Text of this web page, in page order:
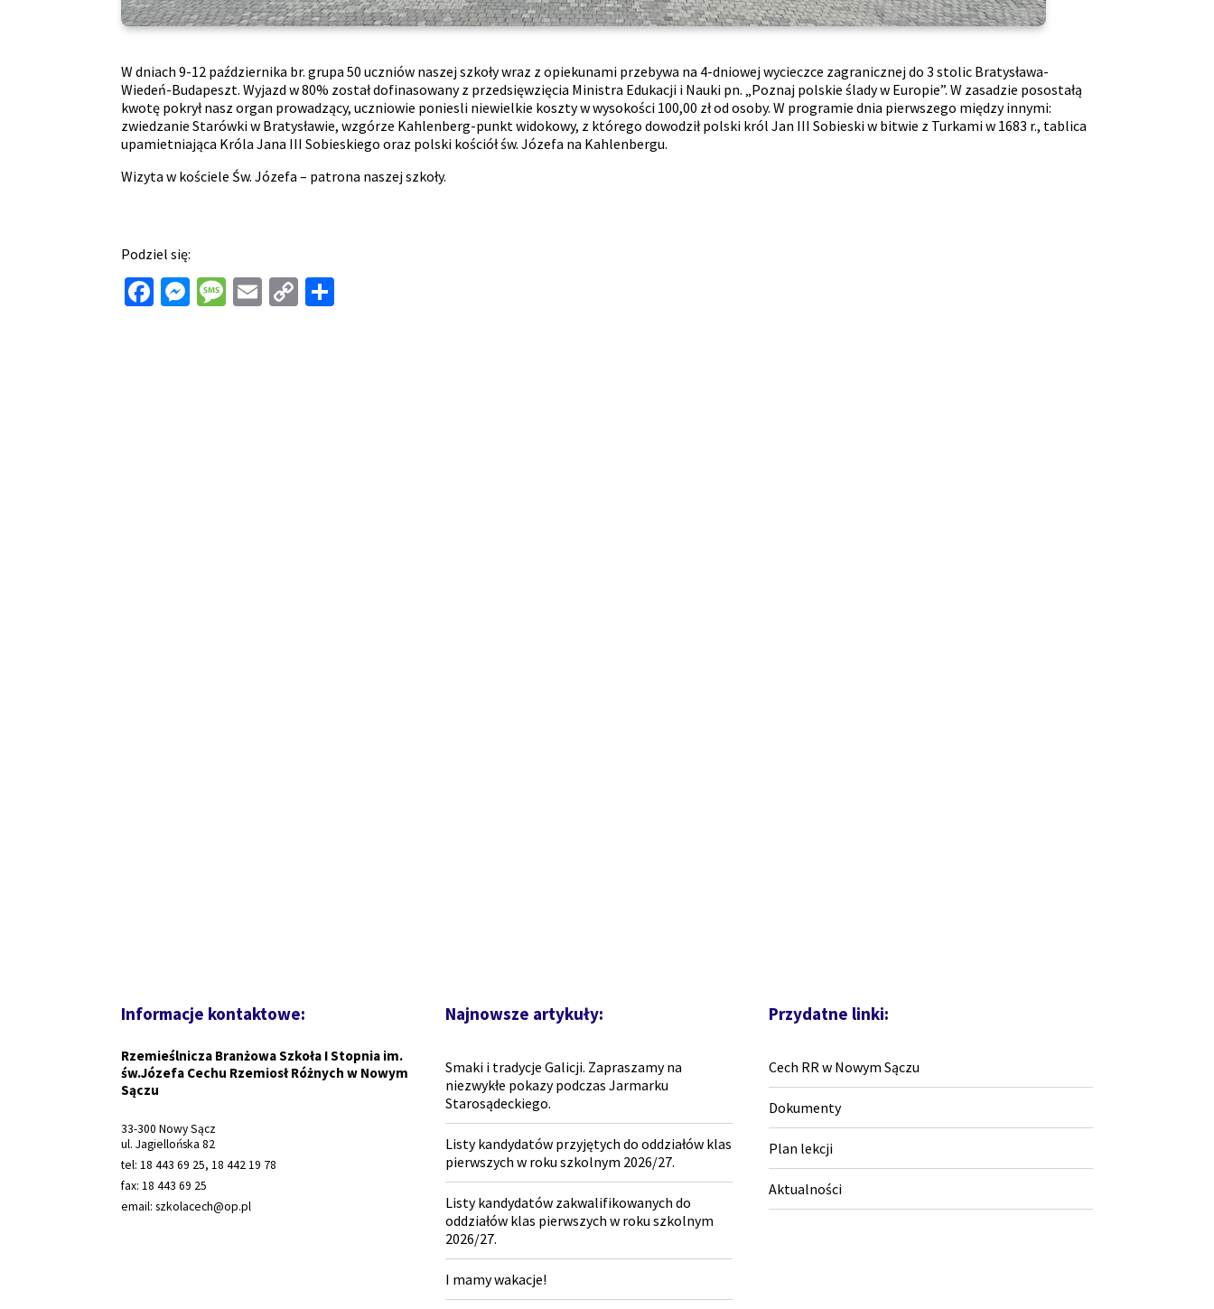
W dniach 9-12 października br. grupa 50 uczniów naszej szkoły wraz z opiekunami przebywa na 4-dniowej wycieczce zagranicznej do 3 stolic Bratysława-
Wiedeń-Budapeszt. Wyjazd w 80% został dofinasowany z przedsięwzięcia Ministra Edukacji i Nauki pn. „Poznaj polskie ślady w Europie”. W zasadzie posostałą
kwotę pokrył nasz organ prowadzący, uczniowie poniesli niewielkie koszty w wysokości 100,00 zł od osoby. W programie dnia pierwszego między innymi:
zwiedzanie Starówki w Bratysławie, wzgórze Kahlenberg-punkt widokowy, z którego dowodził polski król Jan III Sobieski w bitwie z Turkami w 1683 r., tablica
upamietniająca Króla Jana III Sobieskiego oraz polski kościół św. Józefa na Kahlenbergu.
Wizyta w kościele Św. Józefa – patrona naszej szkoły.
Podziel się:
Facebook
Messenger
Message
Email
Copy
Informacje kontaktowe:
Rzemieślnicza Branżowa Szkoła I Stopnia im.
św.Józefa Cechu Rzemiosł Różnych w Nowym
Sączu
33-300 Nowy Sącz
ul. Jagiellońska 82
tel: 18 443 69 25, 18 442 19 78
fax: 18 443 69 25
email: szkolacech@op.pl
Najnowsze artykuły:
Smaki i tradycje Galicji. Zapraszamy na
niezwykłe pokazy podczas Jarmarku
Starosądeckiego.
Listy kandydatów przyjętych do oddziałów klas
pierwszych w roku szkolnym 2026/27.
Listy kandydatów zakwalifikowanych do
oddziałów klas pierwszych w roku szkolnym
2026/27.
I mamy wakacje!
Przydatne linki:
Cech RR w Nowym Sączu
Dokumenty
Plan lekcji
Aktualności